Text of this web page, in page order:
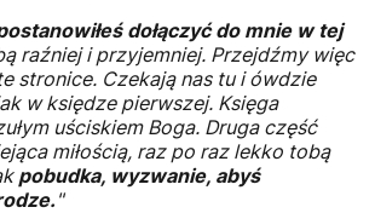
dołączyć do mnie w tej
raźniej i przyjemniej. Przejdźmy więc
stronice. Czekają nas tu i ówdzie
w księdze pierwszej. Księga
uściskiem Boga. Druga część
miłością, raz po raz lekko tobą
pobudka, wyzwanie, abyś
"